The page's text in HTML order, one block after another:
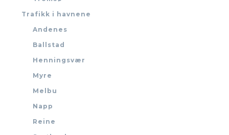
Trafikk i havnene
Andenes
Ballstad
Henningsvær
Myre
Melbu
Napp
Reine